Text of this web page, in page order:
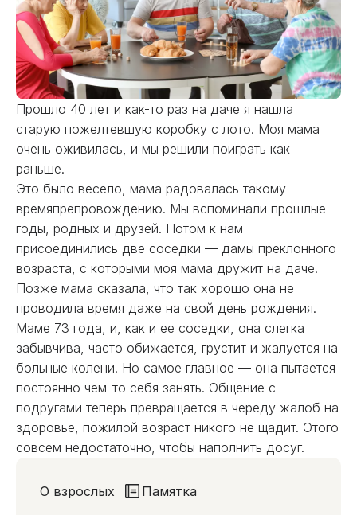
Прошло 40 лет и как-то раз на даче я нашла
старую пожелтевшую коробку с лото. Моя мама
очень оживилась, и мы решили поиграть как
раньше.
Это было весело, мама радовалась такому
времяпрепровождению. Мы вспоминали прошлые
годы, родных и друзей. Потом к нам
присоединились две соседки — дамы преклонного
возраста, с которыми моя мама дружит на даче.
Позже мама сказала, что так хорошо она не
проводила время даже на свой день рождения.
Маме 73 года, и, как и ее соседки, она слегка
забывчива, часто обижается, грустит и жалуется на
больные колени. Но самое главное — она пытается
постоянно чем-то себя занять. Общение с
подругами теперь превращается в череду жалоб на
здоровье, пожилой возраст никого не щадит. Этого
совсем недостаточно, чтобы наполнить досуг.
О взрослых Памятка